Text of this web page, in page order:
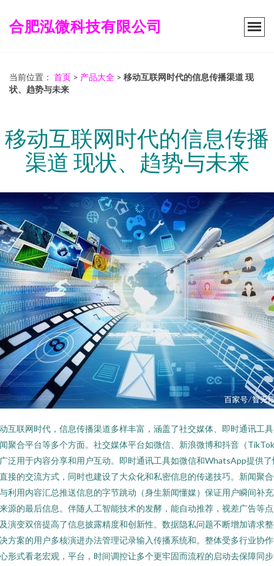
合肥泓微科技有限公司
当前位置： 首页 > 产品大全 > 移动互联网时代的信息传播渠道 现
状、趋势与未来
移动互联网时代的信息传播
渠道 现状、趋势与未来
互联网时代，信息传播渠道多样丰富，涵盖了社交媒体、即时通讯工
聚合平台等多个方面。社交媒体平台如微信、新浪微博和抖音（
泛用于内容分享和用户互动。即时通讯工具如微信和WhatsApp提供了
接的交流方式，同时也建设了大众化和私密信息的传递技巧。新闻聚
利用内容汇总推送信息的字节跳动（身生新闻懂媒）保证用户瞬间补
源的最后信息。伴随人工智能技术的发酵，能自动推荐，视差广告等
演变双倍提高了信息披露精度和创新性。数据隐私问题不断增加请求
方案的用户多核演进办法管理记录输入传播系统和。整体受多行业协
形式看老宏观，平台，时间调控让多个更牢固而流程的启动去保障同